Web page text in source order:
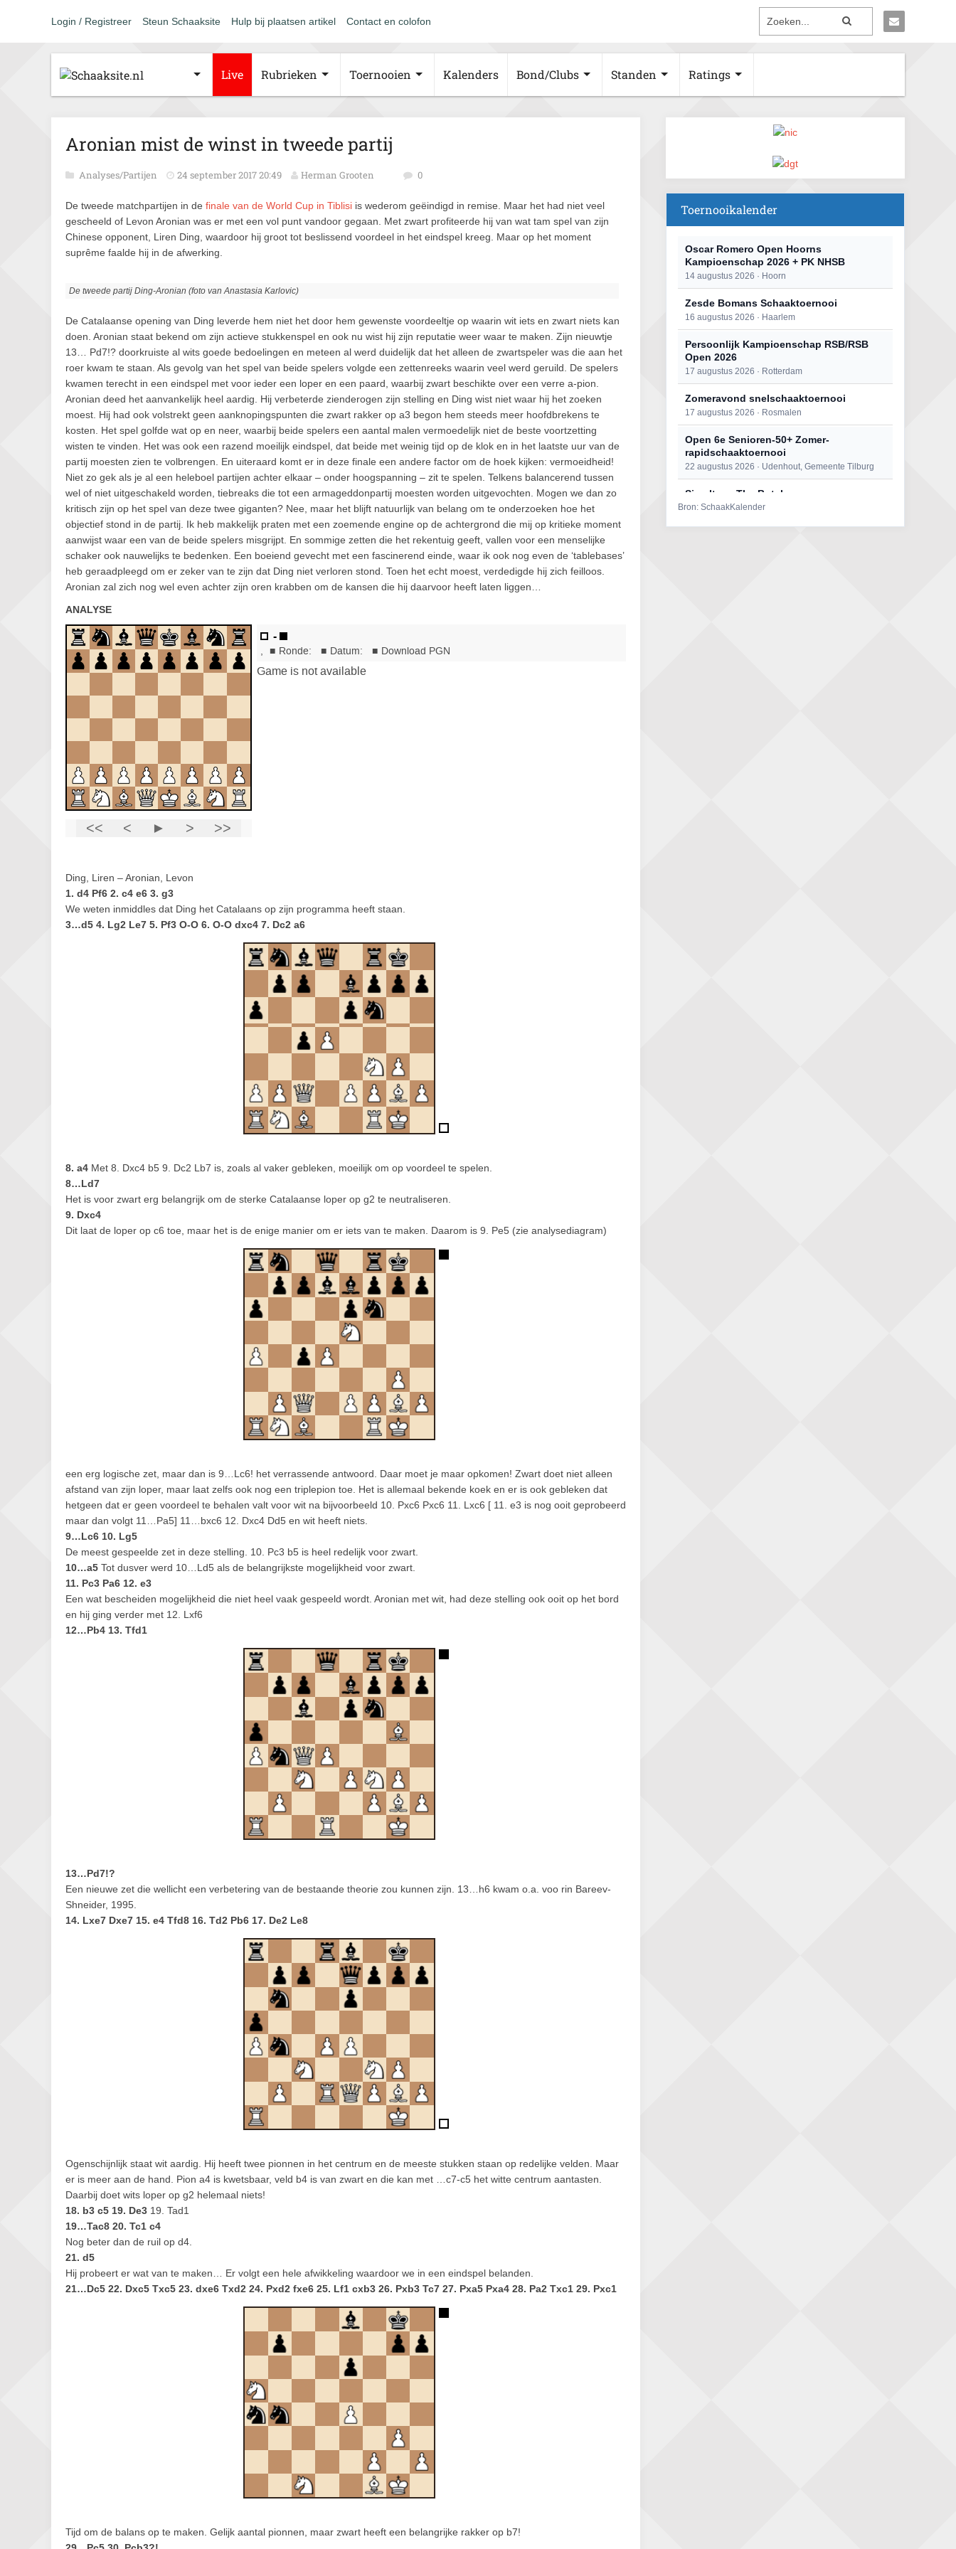
Login / Registreer Steun Schaaksite Hulp bij plaatsen artikel Contact en colofon
Live Rubrieken Toernooien Kalenders Bond/Clubs Standen Ratings
Aronian mist de winst in tweede partij
Analyses/Partijen 24 september 2017 20:49 Herman Grooten 0
De tweede matchpartijen in de finale van de World Cup in Tiblisi is wederom geëindigd in remise. Maar het had niet veel
gescheeld of Levon Aronian was er met een vol punt vandoor gegaan. Met zwart profiteerde hij van wat tam spel van zijn
Chinese opponent, Liren Ding, waardoor hij groot tot beslissend voordeel in het eindspel kreeg. Maar op het moment
suprême faalde hij in de afwerking.
De tweede partij Ding-Aronian (foto van Anastasia Karlovic)
De Catalaanse opening van Ding leverde hem niet het door hem gewenste voordeeltje op waarin wit iets en zwart niets kan
doen. Aronian staat bekend om zijn actieve stukkenspel en ook nu wist hij zijn reputatie weer waar te maken. Zijn nieuwtje
13… Pd7!? doorkruiste al wits goede bedoelingen en meteen al werd duidelijk dat het alleen de zwartspeler was die aan het
roer kwam te staan. Als gevolg van het spel van beide spelers volgde een zettenreeks waarin veel werd geruild. De spelers
kwamen terecht in een eindspel met voor ieder een loper en een paard, waarbij zwart beschikte over een verre a-pion.
Aronian deed het aanvankelijk heel aardig. Hij verbeterde zienderogen zijn stelling en Ding wist niet waar hij het zoeken
moest. Hij had ook volstrekt geen aanknopingspunten die zwart rakker op a3 begon hem steeds meer hoofdbrekens te
kosten. Het spel golfde wat op en neer, waarbij beide spelers een aantal malen vermoedelijk niet de beste voortzetting
wisten te vinden. Het was ook een razend moeilijk eindspel, dat beide met weinig tijd op de klok en in het laatste uur van de
partij moesten zien te volbrengen. En uiteraard komt er in deze finale een andere factor om de hoek kijken: vermoeidheid!
Niet zo gek als je al een heleboel partijen achter elkaar – onder hoogspanning – zit te spelen. Telkens balancerend tussen
wel of niet uitgeschakeld worden, tiebreaks die tot een armageddonpartij moesten worden uitgevochten. Mogen we dan zo
kritisch zijn op het spel van deze twee giganten? Nee, maar het blijft natuurlijk van belang om te onderzoeken hoe het
objectief stond in de partij. Ik heb makkelijk praten met een zoemende engine op de achtergrond die mij op kritieke moment
aanwijst waar een van de beide spelers misgrijpt. En sommige zetten die het rekentuig geeft, vallen voor een menselijke
schaker ook nauwelijks te bedenken. Een boeiend gevecht met een fascinerend einde, waar ik ook nog even de ‘tablebases’
heb geraadpleegd om er zeker van te zijn dat Ding niet verloren stond. Toen het echt moest, verdedigde hij zich feilloos.
Aronian zal zich nog wel even achter zijn oren krabben om de kansen die hij daarvoor heeft laten liggen…
ANALYSE
Ding, Liren – Aronian, Levon
1. d4 Pf6 2. c4 e6 3. g3
We weten inmiddles dat Ding het Catalaans op zijn programma heeft staan.
3…d5 4. Lg2 Le7 5. Pf3 O-O 6. O-O dxc4 7. Dc2 a6
8. a4 Met 8. Dxc4 b5 9. Dc2 Lb7 is, zoals al vaker gebleken, moeilijk om op voordeel te spelen.
8…Ld7
Het is voor zwart erg belangrijk om de sterke Catalaanse loper op g2 te neutraliseren.
9. Dxc4
Dit laat de loper op c6 toe, maar het is de enige manier om er iets van te maken. Daarom is 9. Pe5 (zie analysediagram)
een erg logische zet, maar dan is 9…Lc6! het verrassende antwoord. Daar moet je maar opkomen! Zwart doet niet alleen
afstand van zijn loper, maar laat zelfs ook nog een triplepion toe. Het is allemaal bekende koek en er is ook gebleken dat
hetgeen dat er geen voordeel te behalen valt voor wit na bijvoorbeeld 10. Pxc6 Pxc6 11. Lxc6 [ 11. e3 is nog ooit geprobeerd
maar dan volgt 11…Pa5] 11…bxc6 12. Dxc4 Dd5 en wit heeft niets.
9…Lc6 10. Lg5
De meest gespeelde zet in deze stelling. 10. Pc3 b5 is heel redelijk voor zwart.
10…a5 Tot dusver werd 10…Ld5 als de belangrijkste mogelijkheid voor zwart.
11. Pc3 Pa6 12. e3
Een wat bescheiden mogelijkheid die niet heel vaak gespeeld wordt. Aronian met wit, had deze stelling ook ooit op het bord
en hij ging verder met 12. Lxf6
12…Pb4 13. Tfd1
13…Pd7!?
Een nieuwe zet die wellicht een verbetering van de bestaande theorie zou kunnen zijn. 13…h6 kwam o.a. voo rin Bareev-
Shneider, 1995.
14. Lxe7 Dxe7 15. e4 Tfd8 16. Td2 Pb6 17. De2 Le8
Ogenschijnlijk staat wit aardig. Hij heeft twee pionnen in het centrum en de meeste stukken staan op redelijke velden. Maar
er is meer aan de hand. Pion a4 is kwetsbaar, veld b4 is van zwart en die kan met …c7-c5 het witte centrum aantasten.
Daarbij doet wits loper op g2 helemaal niets!
18. b3 c5 19. De3 19. Tad1
19…Tac8 20. Tc1 c4
Nog beter dan de ruil op d4.
21. d5
Hij probeert er wat van te maken… Er volgt een hele afwikkeling waardoor we in een eindspel belanden.
21…Dc5 22. Dxc5 Txc5 23. dxe6 Txd2 24. Pxd2 fxe6 25. Lf1 cxb3 26. Pxb3 Tc7 27. Pxa5 Pxa4 28. Pa2 Txc1 29. Pxc1
Tijd om de balans op te maken. Gelijk aantal pionnen, maar zwart heeft een belangrijke rakker op b7!
Toernooikalender
Oscar Romero Open Hoorns
Kampioenschap 2026 + PK NHSB
14 augustus 2026 · Hoorn
Zesde Bomans Schaaktoernooi
16 augustus 2026 · Haarlem
Persoonlijk Kampioenschap RSB/RSB
Open 2026
17 augustus 2026 · Rotterdam
Zomeravond snelschaaktoernooi
17 augustus 2026 · Rosmalen
Open 6e Senioren-50+ Zomer-
rapidschaaktoernooi
22 augustus 2026 · Udenhout, Gemeente Tilburg
Simultaan The Butcher
22 augustus 2026 · Utrecht
Bron: SchaakKalender